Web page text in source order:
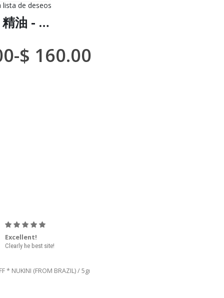
lista de deseos
,精油和香精
AGUAJE 精油 - (Mauritia Flexuosa) / 100% 未稀释有机
-$ 160.00
Excellent!
Clearly he best site!